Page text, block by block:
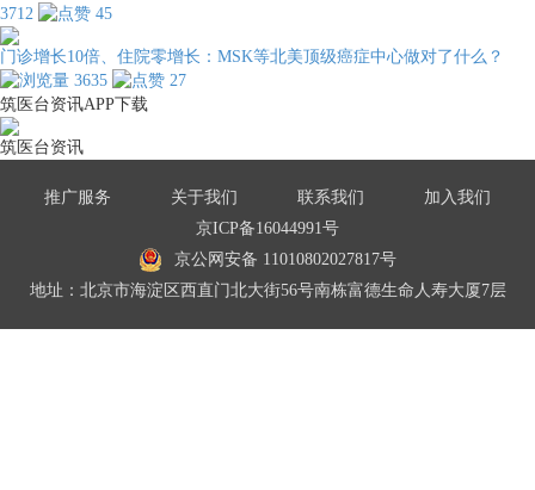
3712
45
门诊增长10倍、住院零增长：MSK等北美顶级癌症中心做对了什么？
3635
27
筑医台资讯APP下载
筑医台资讯
推广服务 关于我们 联系我们
加入我们
京ICP备16044991号
京公网安备 11010802027817号
地址：北京市海淀区西直门北大街56号南栋富德生命人寿大厦7层